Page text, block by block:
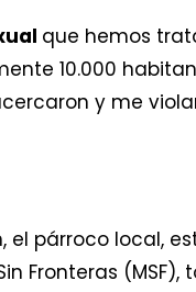
que hemos
10.000
y me
el párroco local,
Fronteras (MSF),